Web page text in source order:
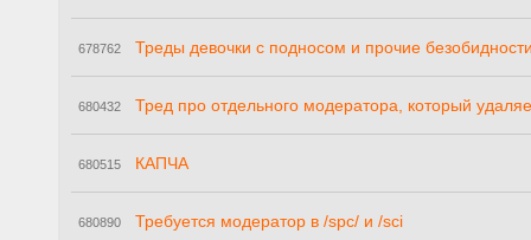
678762 Треды девочки с подносом и прочие
680432 Тред про отдельного модератора, который
680515 КАПЧА
680890 Требуется модератор в /spc/ и /sci